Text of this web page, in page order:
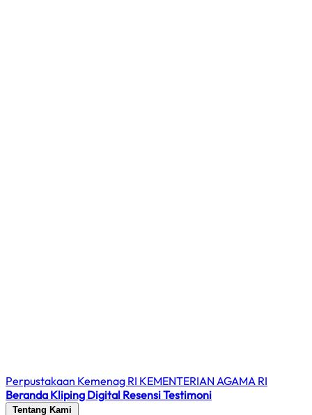
Perpustakaan Kemenag RI KEMENTERIAN AGAMA RI
Beranda Kliping Digital ResensiTestimoni
Tentang Kami